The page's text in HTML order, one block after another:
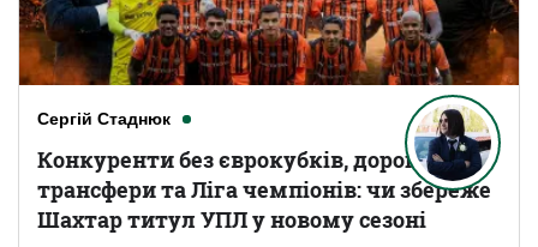
Сергій Стаднюк
Конкуренти без єврокубків, дорогі
трансфери та Ліга чемпіонів: чи збереже
Шахтар титул УПЛ у новому сезоні